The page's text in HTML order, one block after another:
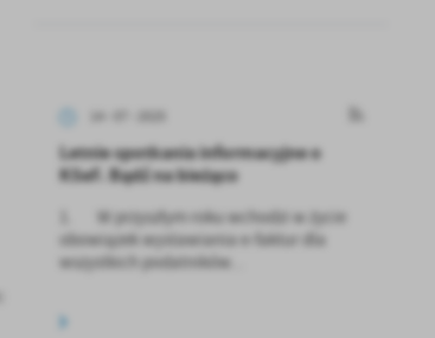
Letnie spotkania informacyjne o
KSeF. Bądź na bieżąco
1. W przyszłym roku wchodzi w życie
obowiązek wystawiania e-faktur dla
wszystkich podatników...